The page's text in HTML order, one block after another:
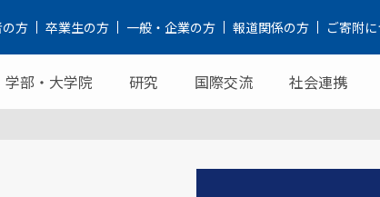
方 卒業生の方 一般・企業の方 報道関係の方 ご寄附
学部・大学院 研究 国際交流 社会連携